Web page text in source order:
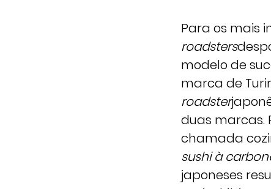
Para os mais
roadsters
modelo de
marca de
roadster
duas marcas.
chamada
sushi à
japoneses